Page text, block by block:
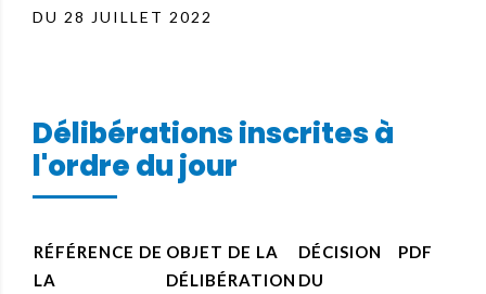
DU 28 JUILLET 2022
Délibérations inscrites à
l'ordre du jour
RÉFÉRENCE DE
LA
OBJET DE LA
DÉLIBÉRATION
DÉCISION
DU
PDF